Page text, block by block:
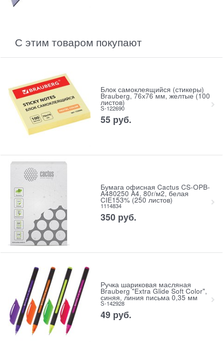
С этим товаром покупают
Блок самоклеящийся (стикеры)
Brauberg, 76х76 мм, желтые (100
листов)
S-122690
55 руб.
Бумага офисная Cactus CS-OPB-
A480250 A4, 80г/м2, белая
CIE153% (250 листов)
1114834
350 руб.
Ручка шариковая масляная
Brauberg "Extra Glide Soft Color",
синяя, линия письма 0,35 мм
S-142928
49 руб.